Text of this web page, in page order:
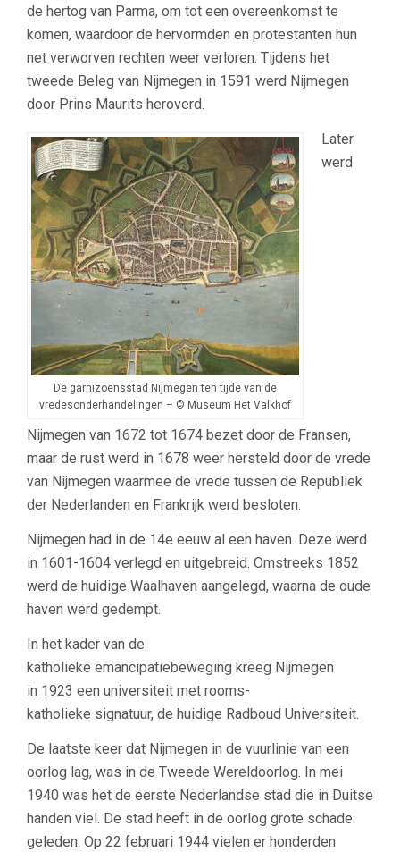
de hertog van Parma, om tot een overeenkomst te
komen, waardoor de hervormden en protestanten hun
net verworven rechten weer verloren. Tijdens het
tweede Beleg van Nijmegen in 1591 werd Nijmegen
door Prins Maurits heroverd.
De garnizoensstad Nijmegen ten tijde van de
vredesonderhandelingen – © Museum Het Valkhof
Later
werd
Nijmegen van 1672 tot 1674 bezet door de Fransen,
maar de rust werd in 1678 weer hersteld door de vrede
van Nijmegen waarmee de vrede tussen de Republiek
der Nederlanden en Frankrijk werd besloten.
Nijmegen had in de 14e eeuw al een haven. Deze werd
in 1601-1604 verlegd en uitgebreid. Omstreeks 1852
werd de huidige Waalhaven aangelegd, waarna de oude
haven werd gedempt.
In het kader van de
katholieke emancipatiebeweging kreeg Nijmegen
in 1923 een universiteit met rooms-
katholieke signatuur, de huidige Radboud Universiteit.
De laatste keer dat Nijmegen in de vuurlinie van een
oorlog lag, was in de Tweede Wereldoorlog. In mei
1940 was het de eerste Nederlandse stad die in Duitse
handen viel. De stad heeft in de oorlog grote schade
geleden. Op 22 februari 1944 vielen er honderden